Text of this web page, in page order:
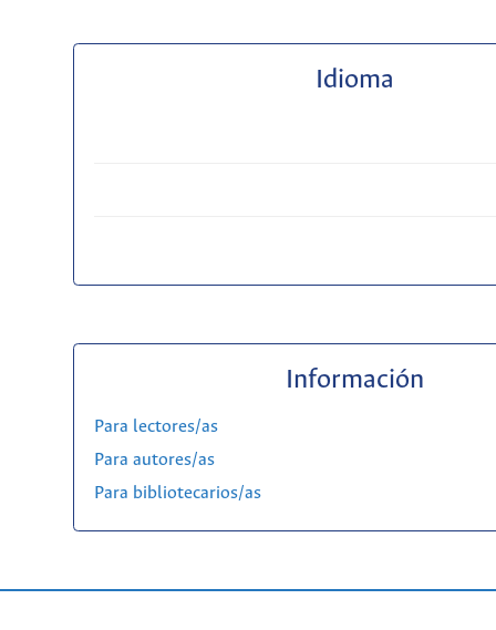
Idioma
Información
Para lectores/as
Para autores/as
Para bibliotecarios/as